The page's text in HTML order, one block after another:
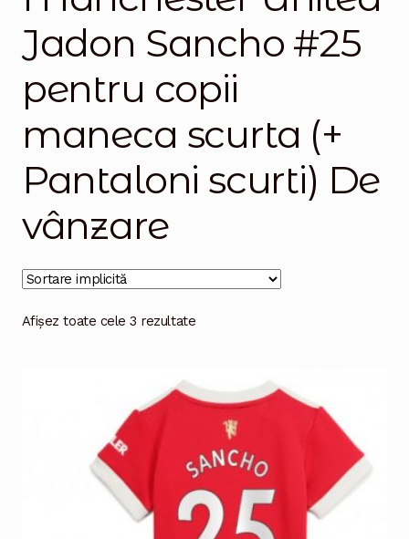
Magazinul
Jadon Sancho #25
pentru copii
maneca scurta (+
Pantaloni scurti) De
vânzare
Afișez toate cele 3 rezultate